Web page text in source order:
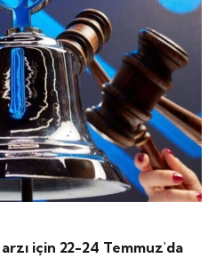
için 22-24 Temmuz'da